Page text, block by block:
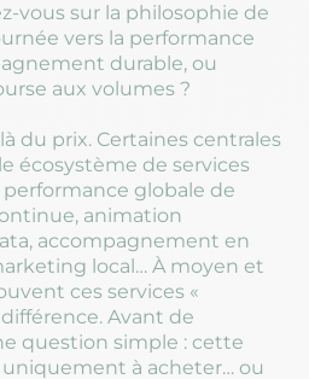
vous sur la philosophie de
vers la performance
durable, ou
aux volumes ?
du prix. Certaines centrales
écosystème de services
globale de
animation
accompagnement en
local… À moyen et
ces services «
Avant de
question simple : cette
uniquement à acheter… ou